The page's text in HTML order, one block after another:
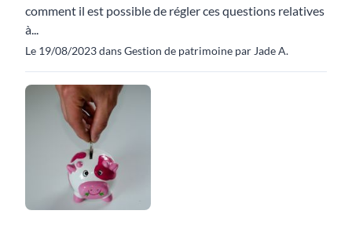
comment il est possible de régler ces questions relatives
à...
Le 19/08/2023 dans Gestion de patrimoine par Jade A.